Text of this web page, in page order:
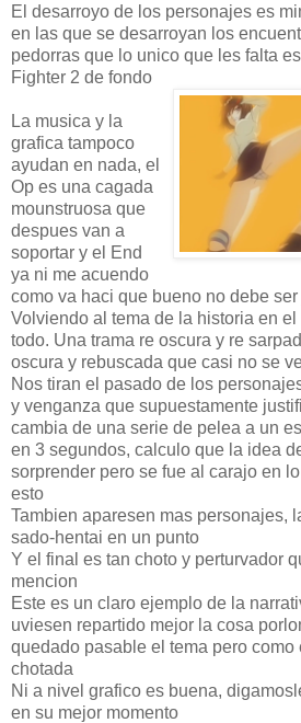
El desarroyo de los personajes es
en las que se desarroyan los
pedorras que lo unico que les falta
Fighter 2 de fondo
La musica y la
grafica tampoco
ayudan en nada, el
Op es una cagada
mounstruosa que
despues van a
soportar y el End
ya ni me acuendo
como va haci que bueno no debe
Volviendo al tema de la historia en
todo. Una trama re oscura y re
oscura y rebuscada que casi no se
Nos tiran el pasado de los
y venganza que supuestamente
cambia de una serie de pelea a un
en 3 segundos, calculo que la idea
sorprender pero se fue al carajo en
esto
Tambien aparesen mas personajes,
sado-hentai en un punto
Y el final es tan choto y perturvador
mencion
Este es un claro ejemplo de la
uviesen repartido mejor la cosa
quedado pasable el tema pero como
chotada
Ni a nivel grafico es buena,
en su mejor momento